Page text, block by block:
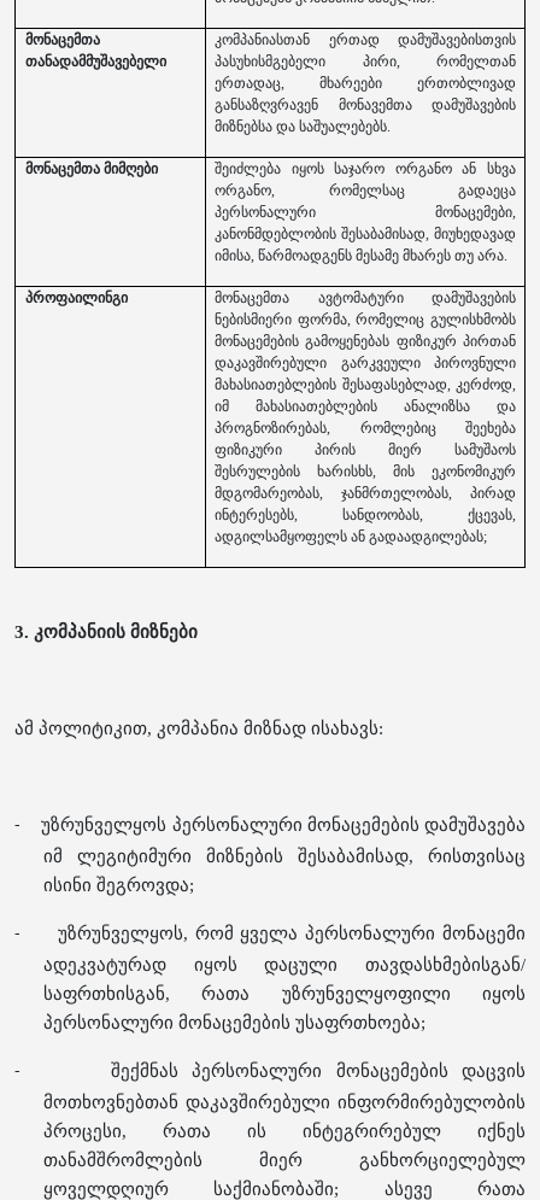
მონაცემთა
თანადამმუშავებელი
კომპანიასთან ერთად დამუშავებისთვის
პასუხისმგებელი პირი, რომელთან
ერთადაც, მხარეები ერთობლივად
განსაზღვრავენ მონავემთა დამუშავების
მიზნებსა და საშუალებებს.
მონაცემთა მიმღები
შეიძლება იყოს საჯარო ორგანო ან სხვა
ორგანო, რომელსაც გადაეცა
პერსონალური მონაცემები,
კანონმდებლობის შესაბამისად, მიუხედავად
იმისა, წარმოადგენს მესამე მხარეს თუ არა.
პროფაილინგი მონაცემთა ავტომატური
დამუშავების
ნებისმიერი ფორმა,რომელიც გულისხმობს
მონაცემების გამოყენებას ფიზიკურ პირთან
დაკავშირებული
გარკვეული
პიროვნული
მახასიათებლების შესაფასებლად კერძოდ
იმ
მახასიათებლების ანალიზსა
და
პროგნოზირებას
რომლებიც
შეეხება
ფიზიკური
პირის მიერ
სამუშაოს
შესრულების
ხარისხს მის
ეკონომიკურ
მდგომარეობას
ჯანმრთელობას
პირად
ინტერესებს
სანდოობას ქცევას,
ადგილსამყოფელს ან გადაადგილებას;
3. კომპანიის მიზნები
ამ პოლიტიკით, კომპანია მიზნად ისახავს:
-
უზრუნველყოს პერსონალური მონაცემების დამუშავება
იმ ლეგიტიმური მიზნების შესაბამისად, რისთვისაც
ისინი შეგროვდა;
-
უზრუნველყოს, რომ ყველა პერსონალური მონაცემი
ადეკვატურად იყოს დაცული თავდასხმებისგან/
საფრთხისგან, რათა უზრუნველყოფილი იყოს
პერსონალური მონაცემების უსაფრთხოება;
-
შექმნას პერსონალური მონაცემების დაცვის
მოთხოვნებთან დაკავშირებული ინფორმირებულობის
პროცესი, რათა ის ინტეგრირებულ იქნეს
თანამშრომლების მიერ განხორციელებულ
ყოველდღიურ საქმიანობაში; ასევე რათა